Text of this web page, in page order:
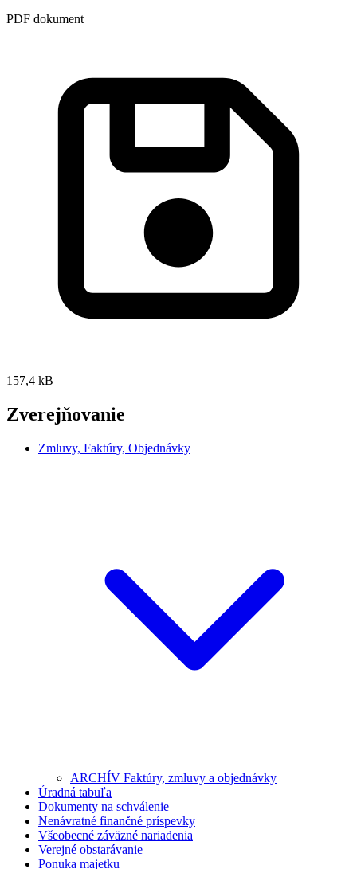
PDF dokument
157,4 kB
Zverejňovanie
Zmluvy, Faktúry, Objednávky
ARCHÍV Faktúry, zmluvy a objednávky
Úradná tabuľa
Dokumenty na schválenie
Nenávratné finančné príspevky
Všeobecné záväzné nariadenia
Verejné obstarávanie
Ponuka majetku